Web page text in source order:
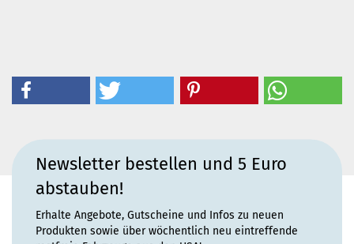
Newsletter bestellen und 5 Euro
abstauben!
Erhalte Angebote, Gutscheine und Infos zu neuen
Produkten sowie über wöchentlich neu eintreffende